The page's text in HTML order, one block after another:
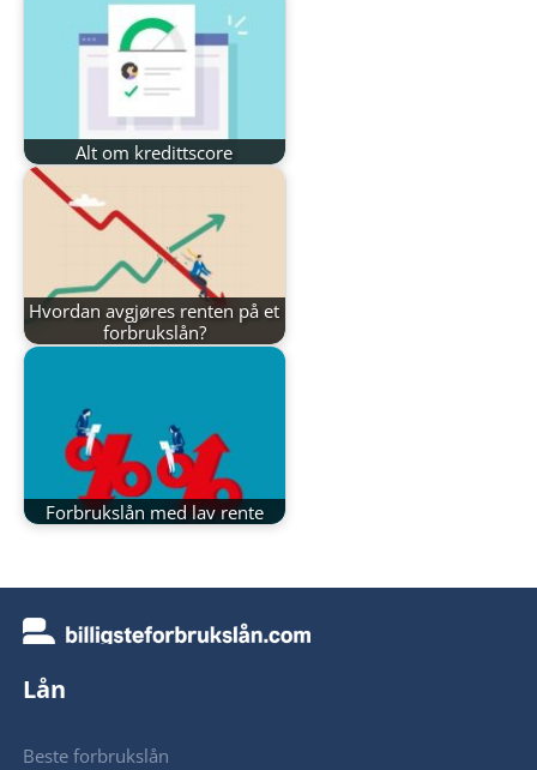
Alt om kredittscore
Hvordan avgjøres renten på et
forbrukslån?
Forbrukslån med lav rente
Lån
Beste forbrukslån